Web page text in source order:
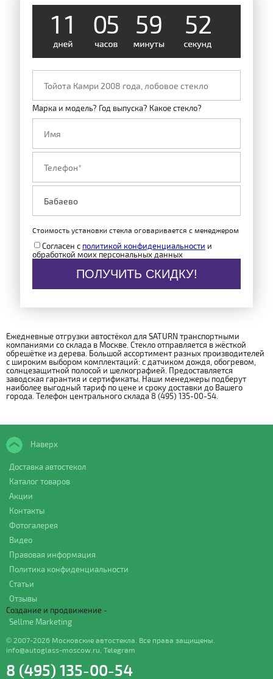
1 1 05 59 52
Марка и модель? Год выпуска? Какое стекло?
Стоимость установки стекла оговаривается с менеджером
Согласен с политикой конфиденциальности и
обработкой моих персональных данных
ПОЛУЧИТЬ СКИДКУ!
Ежедневные отгрузки автостёкол для SATURN транспортными
компаниями со склада в Москве. Стекло отправляется в жёсткой
обрешётке из дерева. Большой ассортимент разных производителей
с широким выбором комплектаций: с датчиком дождя, обогревом,
солнцезащитной полосой и шелкографией. Предоставляется
заводская гарантия и сертификаты. Наши менеджеры подберут
наиболее выгодный тариф по цене и сроку доставки до Вашего
города. Телефон центрального склада 8 (495) 135-00-54.
Наверх
Доставка автостекол
Каталог товаров
Акции
Контакты
Фотогалерея
Видео
Правовая информация
Политика конфиденциальности
Статьи
Отзывы
Создание и продвижение -
Sellme Marketing
© 2007-2026 Московские автостекла. Все права защищены.
info@autoglass-moscow.ru Telegram
8 (495) 135-00-54